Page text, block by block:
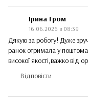
Ірина Гром
16.06.2026 в 08:39
Дякую за роботу! Дуже
ранок отримала у
високої якості,важко від
Відповісти